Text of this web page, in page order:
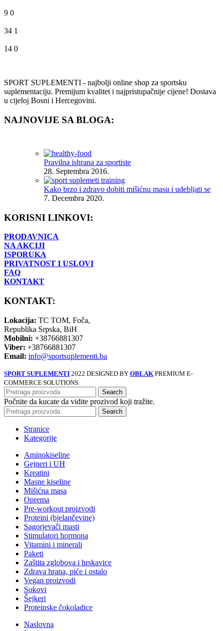
9 0
34 1
14 0
SPORT SUPLEMENTI - najbolji online shop za sportsku
suplementaciju. Premijum kvalitet i najpristupačnije cijene! Dostava
u cijeloj Bosni i Hercegovini.
NAJNOVIJE SA BLOGA:
Pravilna ishrana za sportiste
28. Septembra 2016.
Kako brzo i zdravo dobiti mišićnu masu i udebljati se
7. Decembra 2020.
KORISNI LINKOVI:
PRODAVNICA
NA AKCIJI
ISPORUKA
PRIVATNOST I USLOVI
FAQ
KONTAKT
KONTAKT:
Lokacija: TC TOM, Foča,
Republika Srpska, BiH
Mobilni: +38766881307
Viber: +38766881307
Email: info@sportsuplementi.ba
SPORT SUPLEMENTI 2022 DESIGNED BY OBLAK PREMIUM E-
COMMERCE SOLUTIONS.
Search
Počnite da kucate da vidite prozivod koji tražite.
Search
Stranice
Kategorije
Aminokiseline
Gejneri i UH
Kreatini
Masne kiseline
Mišićna masa
Oprema
Pre-workout proizvodi
Proteini (bjelančevine)
Sagorjevači masti
Stimulatori hormona
Vitamini i minerali
Paketi
Zaštita zglobova i hrskavice
Zdrava hrana, piće i ostalo
Vegan proizvodi
Sokovi
Šejkeri
Proteinske čokoladice
Naslovna